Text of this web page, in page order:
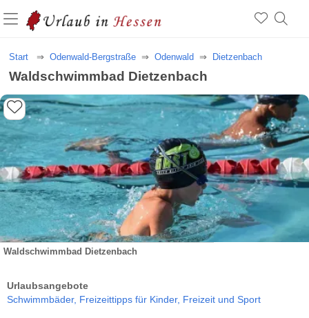
Start Odenwald-Bergstraße Odenwald Dietzenbach
Waldschwimmbad Dietzenbach
Waldschwimmbad Dietzenbach
Urlaubsangebote
Schwimmbäder, Freizeittipps für Kinder, Freizeit und Sport